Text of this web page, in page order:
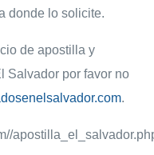
donde lo solicite.
de apostilla y
Salvador por favor no
.